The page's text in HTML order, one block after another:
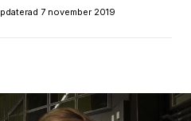
7 november 2019